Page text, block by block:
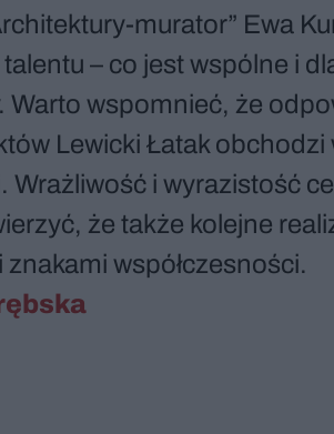
murator” Ewa
– co jest wspólne i
Warto wspomnieć, że
Lewicki Łatak
Wrażliwość i wyrazistość
że także kolejne
współczesności.